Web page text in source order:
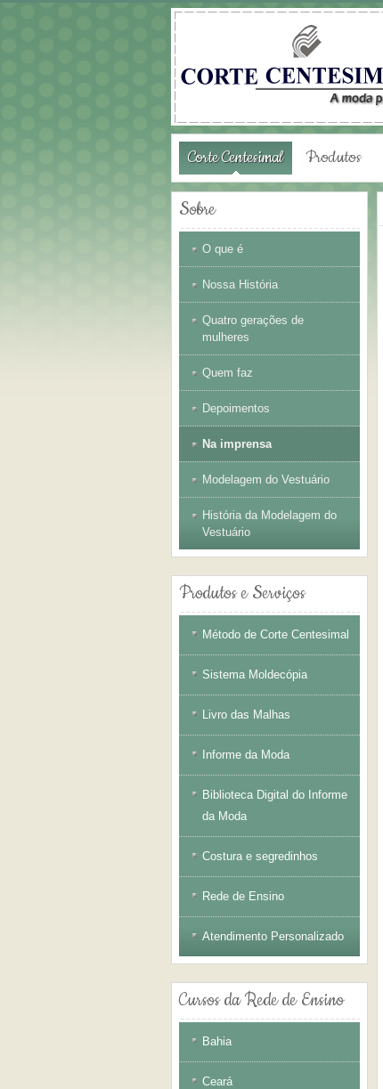
Corte Centesimal Produtos
Sobre
O que é
Nossa História
Quatro gerações de
mulheres
Quem faz
Depoimentos
Na imprensa
Modelagem do Vestuário
História da Modelagem do
Vestuário
Produtose Serviços
Método de Corte Centesimal
Sistema Moldecópia
Livro das Malhas
Informe da Moda
Biblioteca Digital do Informe
da Moda
Costura e segredinhos
Rede de Ensino
Atendimento Personalizado
Cursosda Rede de Ensino
Bahia
Ceará